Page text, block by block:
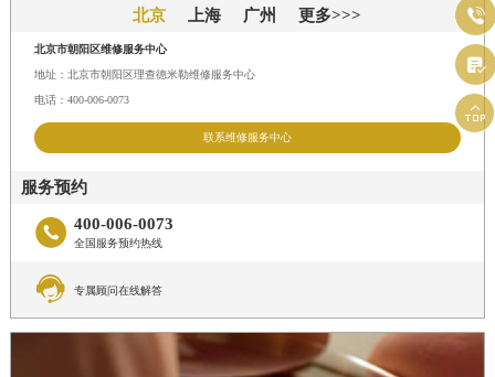
北京 上海 广州 更多>>>
北京市朝阳区维修服务中心
地址：北京市朝阳区理查德米勒维修服务中心
电话：400-006-0073
联系维修服务中心
服务预约
 400-006-0073
全国服务预约热线
 专属顾问在线解答


